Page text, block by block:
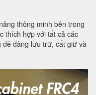
thông minh bên trong
thích hợp với tất cả các
dễ dàng lưu trữ, cất giữ và